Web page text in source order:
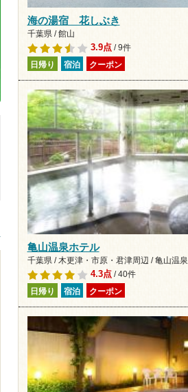
海の湯宿 花しぶき
千葉県 / 館山
3.9点/ 9件
日帰り 宿泊 クーポン
亀山温泉ホテル
千葉県 / 木更津・市原・君津周辺 / 亀山温泉
4.3点/ 40件
日帰り 宿泊 クーポン